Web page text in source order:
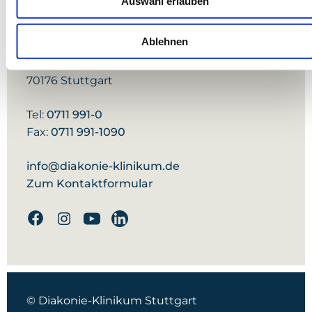
Ablehnen
Diakonie-Klinikum Stuttgart
Rosenbergstraße 38
70176 Stuttgart
Tel: 0711 991-0
Fax: 0711 991-1090
info@diakonie-klinikum.de
Zum Kontaktformular
FacebookInstagram
YoutubeLinkedin
© Diakonie-Klinikum Stuttgart